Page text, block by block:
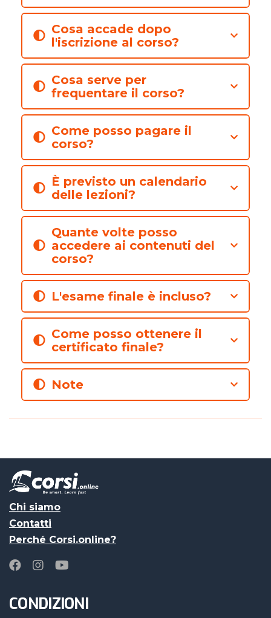
Cosa accade dopo
l'iscrizione al corso?
Cosa serve per
frequentare il corso?
Come posso pagare il
corso?
È previsto un calendario
delle lezioni?
Quante volte posso
accedere ai contenuti del
corso?
L'esame finale è incluso?
Come posso ottenere il
certificato finale?
Note
Chi siamo
Contatti
Perché Corsi.online?
CONDIZIONI